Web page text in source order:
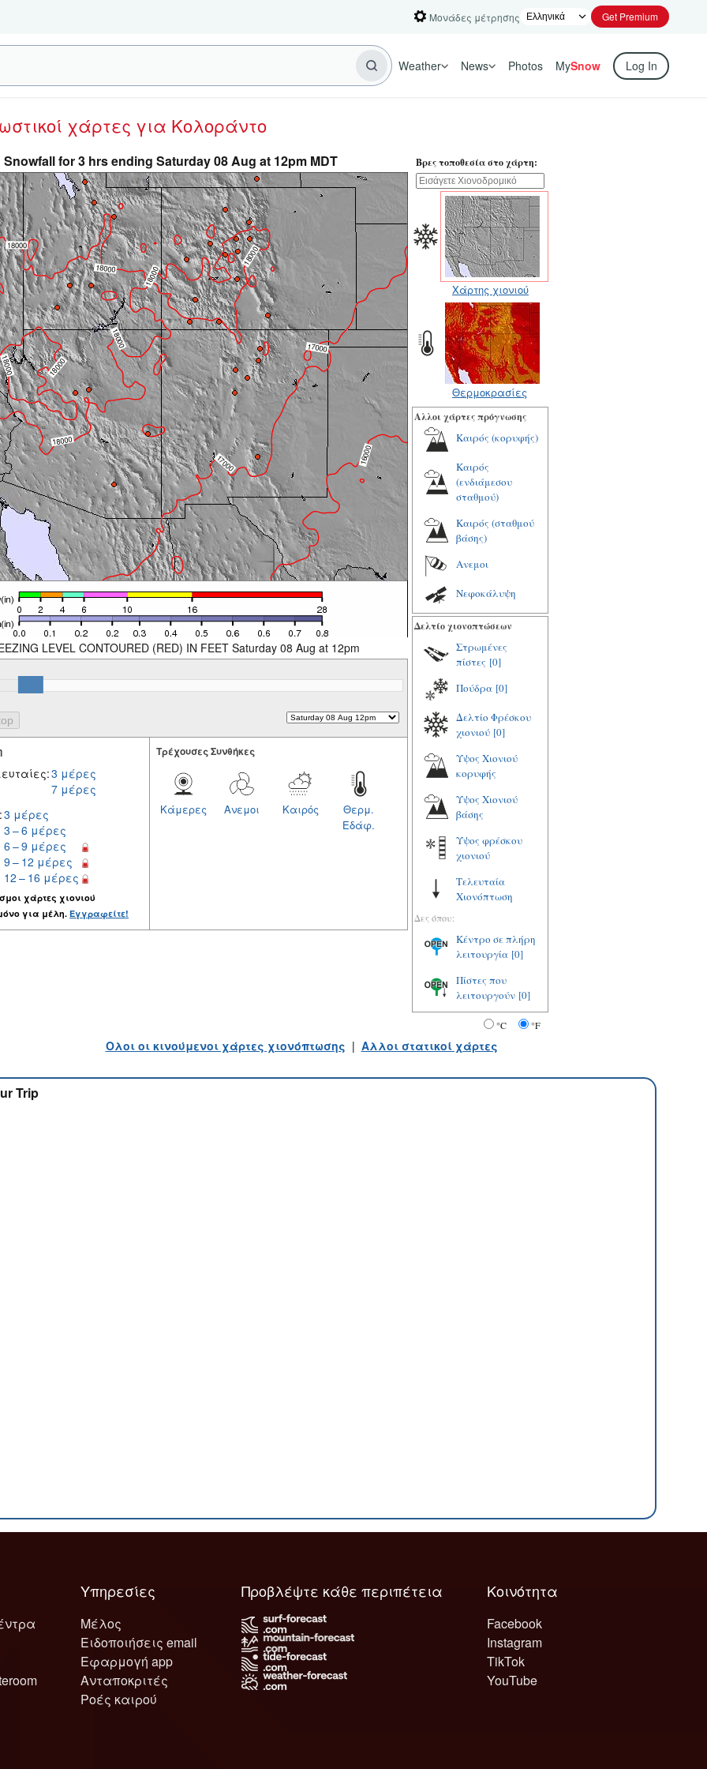
Μονάδες μέτρησης Get Premium
Weather News Photos MySnow Log In
χάρτες για Κολοράντο
Snowfall for 3 hrs ending Saturday 08 Aug at 12pm MDT
LEVEL CONTOURED (RED) IN FEET Saturday 08 Aug at 12pm
3 μέρες
7 μέρες
3 μέρες
3 – 6 μέρες
6 – 9 μέρες
9 – 12 μέρες
12 – 16 μέρες
χάρτες χιονιού
για μέλη. Εγγραφείτε!
Tρέχουσες Συνθήκες
Θερμ.
Εδάφ.
Καιρός
Ανεμοι
Κάμερες
Βρες τοποθεσία στο χάρτη:
Χάρτης χιονιού
Θερμοκρασίες
Αλλοι χάρτες πρόγνωσης
Καιρός (κορυφής)
Καιρός
(ενδιάμεσου
σταθμού)
Καιρός (σταθμού
βάσης)
Ανεμοι
Νεφοκάλυψη
Δελτίο χιονοπτώσεων
Στρωμένες
πίστες [0]
Πούδρα [0]
Δελτίο Φρέσκου
χιονιού [0]
Υψος Χιονιού
κορυφής
Υψος Χιονιού
βάσης
Υψος φρέσκου
χιονιού
Τελευταία
Χιονόπτωση
Δες όπου:
Κέντρο σε πλήρη
λειτουργία [0]
Πίστες που
λειτουργούν [0]
°C °F
Ολοι οι κινούμενοι χάρτες χιονόπτωσης | Αλλοι στατικοί χάρτες
Trip
Υπηρεσίες
Μέλος
Ειδοποιήσεις email
Εφαρμογή app
Ανταποκριτές
Ροές καιρού
Κοινότητα
Facebook
Instagram
TikTok
YouTube
Προβλέψτε κάθε περιπέτεια